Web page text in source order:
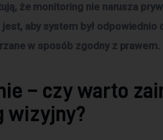
że monitoring nie narusza
aby system był odpowiednio
w sposób zgodny z prawem.
– czy warto
wizyjny?